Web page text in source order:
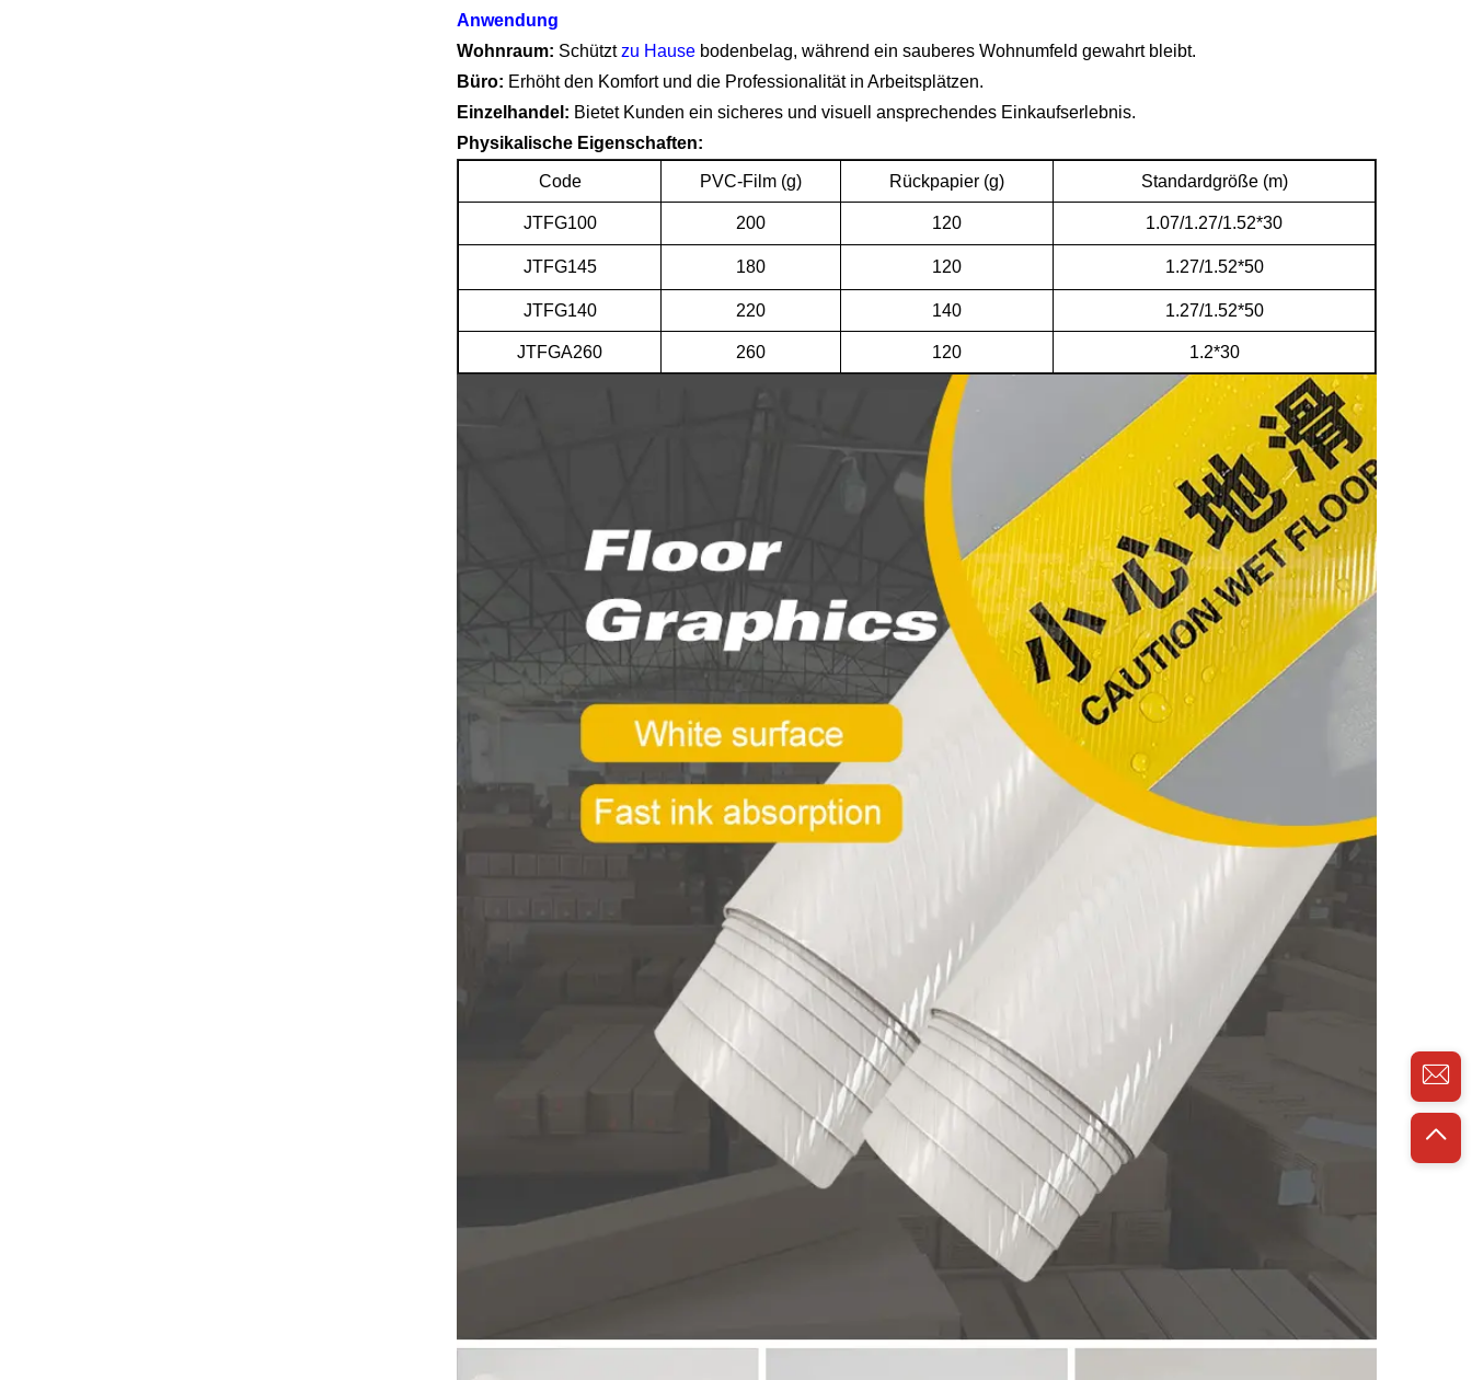
Anwendung
Wohnraum: Schütztzu Hause bodenbelag, während ein sauberes Wohnumfeld gewahrt bleibt.
Büro: Erhöht den Komfort und die Professionalität in Arbeitsplätzen.
Einzelhandel: Bietet Kunden ein sicheres und visuell ansprechendes Einkaufserlebnis.
Physikalische Eigenschaften:
Code PVC-Film (g) Rückpapier (g) Standardgröße (m)
JTFG100 200 120 1.07/1.27/1.52*30
JTFG145 180 120 1.27/1.52*50
JTFG140 220 140 1.27/1.52*50
JTFGA260 260 120 1.2*30